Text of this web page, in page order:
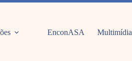
EnconASA Multimídia